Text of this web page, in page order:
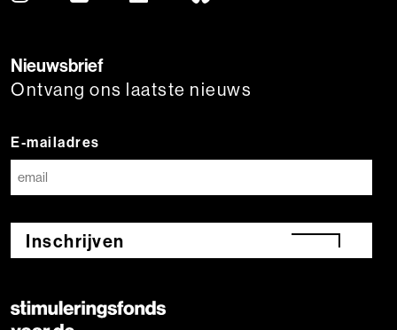
Nieuwsbrief
Ontvang ons laatste nieuws
E-mailadres
Inschrijven